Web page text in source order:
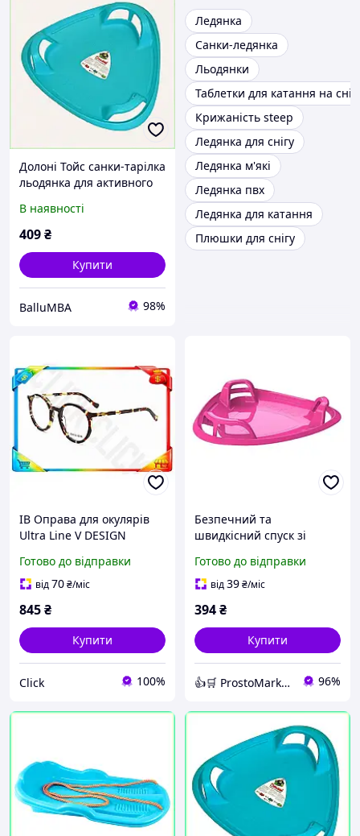
Долоні Тойс санки-тарілка
льодянка для активного
В наявності
409₴
Купити
BalluMBA 98%
Ледянка
Санки-ледянка
Льодянки
Таблетки для катання на
Крижаність steep
Ледянка для снігу
Ледянка м'які
Ледянка пвх
Ледянка для катання
Плюшки для снігу
ІВ Оправа для окулярів
Ultra Line V DESIGN
для дітей медична легка
та міцна ЕMN_PS
Готово до відправки
від70₴/міс
845₴
Купити
Click 100%
Безпечний та
швидкісний спуск зі
та дорослих на міцній
крижанці Doloni 06551/1
Готово до відправки
від39₴/міс
394₴
Купити
👍🛒 ProstoMarket 👍🛒 мережа інтернет магазинів 96%